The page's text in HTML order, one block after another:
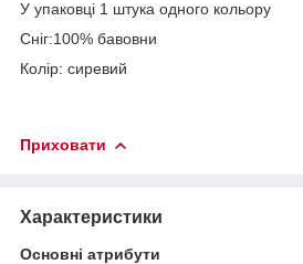
У упаковці 1 штука одного кольору
Сніг:100% бавовни
Колір: сиревий
Приховати
Характеристики
Основні атрибути